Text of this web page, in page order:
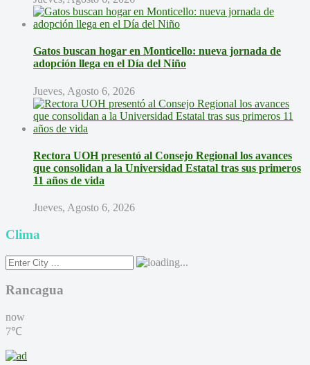
Gatos buscan hogar en Monticello: nueva jornada de
adopción llega en el Día del Niño
Jueves, Agosto 6, 2026
Rectora UOH presentó al Consejo Regional los avances
que consolidan a la Universidad Estatal tras sus primeros
11 años de vida
Jueves, Agosto 6, 2026
Clima
Rancagua
now
7℃